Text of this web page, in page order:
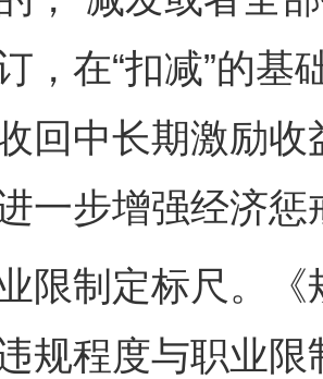
，在“扣减”的基
回中长期激励收
一步增强经济惩
制定标尺。《
规程度与职业